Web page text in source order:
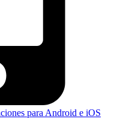
para Android e iOS